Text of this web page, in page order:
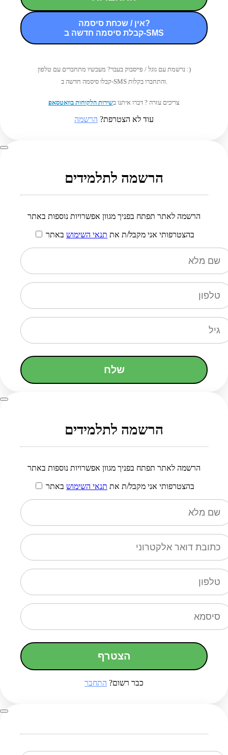
אין / שכחת סיסמה?
קבלת סיסמה חדשה ב-SMS
נרשמת עם גוגל / פייסבוק בעבר? מעכשיו מתחברים עם טלפון :)
קבלו סיסמה חדשה ב-SMS והתחברו בקלות.
צריכים עזרה ? דברו איתנו בשירות הלקוחות בוואטסאפ
עוד לא הצטרפת? הרשמה
הרשמה לתלמידים
הרשמה לאתר תפתח בפניך מגוון אפשרויות נוספות באתר
בהצטרפותי אני מקבל/ת את תנאי השימוש באתר
שלח
הרשמה לתלמידים
הרשמה לאתר תפתח בפניך מגוון אפשרויות נוספות באתר
בהצטרפותי אני מקבל/ת את תנאי השימוש באתר
הצטרף
כבר רשום? התחבר